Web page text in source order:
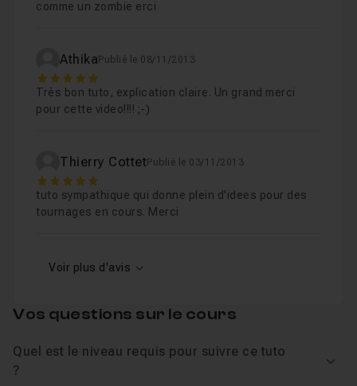
comme un zombie erci
Athika Publié le 08/11/2013
5
Très bon tuto, explication claire. Un grand merci
pour cette video!!!! ;-)
Thierry Cottet Publié le 03/11/2013
5
tuto sympathique qui donne plein d'idees pour des
tournages en cours. Merci
Voir plus d'avis
Vos questions sur le cours
Quel est le niveau requis pour suivre ce tuto
?